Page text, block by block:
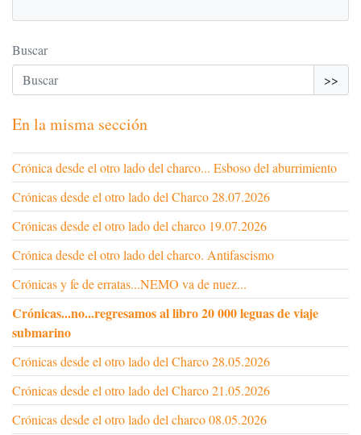
Buscar
>>
En la misma sección
Crónica desde el otro lado del charco... Esboso del aburrimiento
Crónicas desde el otro lado del Charco 28.07.2026
Crónicas desde el otro lado del charco 19.07.2026
Crónica desde el otro lado del charco. Antifascismo
Crónicas y fe de erratas...NEMO va de nuez...
Crónicas...no...regresamos al libro 20 000 leguas de viaje
submarino
Crónicas desde el otro lado del Charco 28.05.2026
Crónicas desde el otro lado del Charco 21.05.2026
Crónicas desde el otro lado del charco 08.05.2026